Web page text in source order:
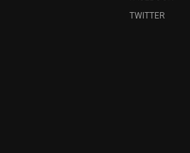
TWITTER